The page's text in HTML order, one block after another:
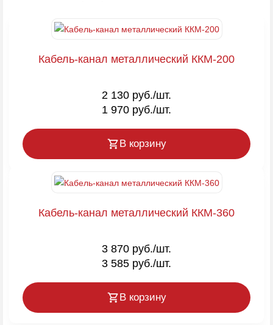
Кабель-канал металлический ККМ-200
2 130 руб./шт.
1 970 руб./шт.
В корзину
Кабель-канал металлический ККМ-360
3 870 руб./шт.
3 585 руб./шт.
В корзину